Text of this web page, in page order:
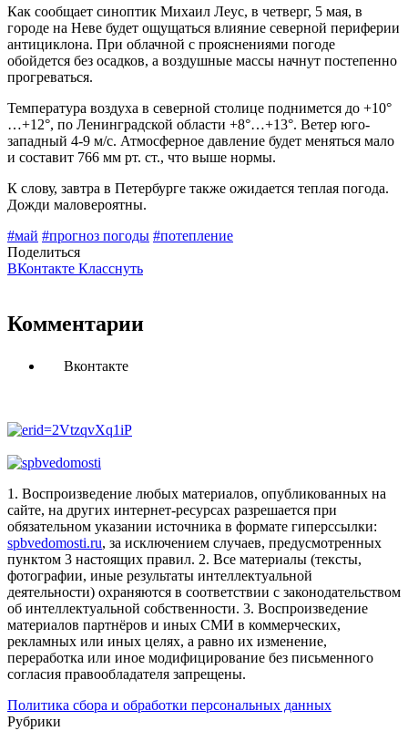
Как сообщает синоптик Михаил Леус, в четверг, 5 мая, в
городе на Неве будет ощущаться влияние северной периферии
антициклона. При облачной с прояснениями погоде
обойдется без осадков, а воздушные массы начнут постепенно
прогреваться.
Температура воздуха в северной столице поднимется до +10°
…+12°, по Ленинградской области +8°…+13°. Ветер юго-
западный 4-9 м/с. Атмосферное давление будет меняться мало
и составит 766 мм рт. ст., что выше нормы.
К слову, завтра в Петербурге также ожидается теплая погода.
Дожди маловероятны.
#май #прогноз погоды #потепление
Поделиться
ВКонтакте Класснуть
Комментарии
Вконтакте
1. Воспроизведение любых материалов, опубликованных на
сайте, на других интернет-ресурсах разрешается при
обязательном указании источника в формате гиперссылки:
spbvedomosti.ru, за исключением случаев, предусмотренных
пунктом 3 настоящих правил. 2. Все материалы (тексты,
фотографии, иные результаты интеллектуальной
деятельности) охраняются в соответствии с законодательством
об интеллектуальной собственности. 3. Воспроизведение
материалов партнёров и иных СМИ в коммерческих,
рекламных или иных целях, а равно их изменение,
переработка или иное модифицирование без письменного
согласия правообладателя запрещены.
Политика сбора и обработки персональных данных
Рубрики